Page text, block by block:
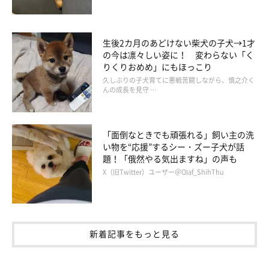
生後2カ月のあどけない柴犬の子犬→1才
の今は凛々しい姿に！ 変わらない「く
りくりおめめ」にもほっこり
久しぶりの子犬育てに悪戦苦闘しながら、慎之介く
んの成長を見守 …
「面倒なときでも頑張れる」飼い主の洗
い物を“応援”するシー・ズー子犬が話
題！「俄然やる気出ますね」の声も
X（旧Twitter）ユーザー＠Olaf_ShihThu
新着記事をもっと見る